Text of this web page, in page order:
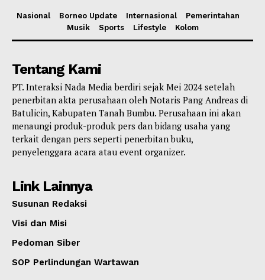
Nasional Borneo Update Internasional
Pemerintahan
Musik
Sports Lifestyle Kolom
Tentang Kami
PT. Interaksi Nada Media berdiri sejak Mei 2024 setelah
penerbitan akta perusahaan oleh Notaris Pang Andreas di
Batulicin, Kabupaten Tanah Bumbu. Perusahaan ini akan
menaungi produk-produk pers dan bidang usaha yang
terkait dengan pers seperti penerbitan buku,
penyelenggara acara atau event organizer.
Link Lainnya
Susunan Redaksi
Visi dan Misi
Pedoman Siber
SOP Perlindungan Wartawan